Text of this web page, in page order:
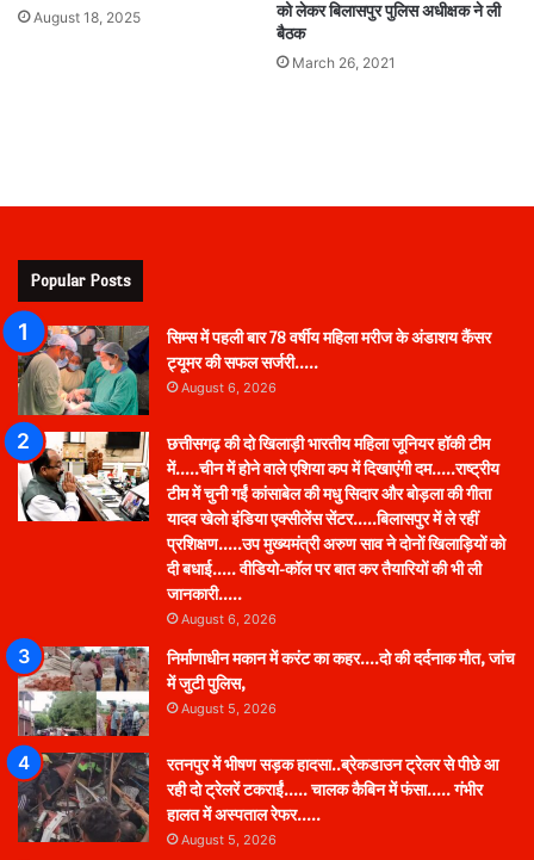
August 18, 2025
को लेकर बिलासपुर पुलिस अधीक्षक ने ली
बैठक
March 26, 2021
Popular Posts
सिम्स में पहली बार 78 वर्षीय महिला मरीज के अंडाशय कैंसर
ट्यूमर की सफल सर्जरी…..
August 6, 2026
छत्तीसगढ़ की दो खिलाड़ी भारतीय महिला जूनियर हॉकी टीम
में…..चीन में होने वाले एशिया कप में दिखाएंगी दम…..राष्ट्रीय
टीम में चुनी गईं कांसाबेल की मधु सिदार और बोड़ला की गीता
यादव खेलो इंडिया एक्सीलेंस सेंटर…..बिलासपुर में ले रहीं
प्रशिक्षण…..उप मुख्यमंत्री अरुण साव ने दोनों खिलाड़ियों को
दी बधाई….. वीडियो-कॉल पर बात कर तैयारियों की भी ली
जानकारी…..
August 6, 2026
निर्माणाधीन मकान में करंट का कहर….दो की दर्दनाक मौत, जांच
में जुटी पुलिस,
August 5, 2026
रतनपुर में भीषण सड़क हादसा..ब्रेकडाउन ट्रेलर से पीछे आ
रही दो ट्रेलरें टकराईं….. चालक कैबिन में फंसा….. गंभीर
हालत में अस्पताल रेफर…..
August 5, 2026